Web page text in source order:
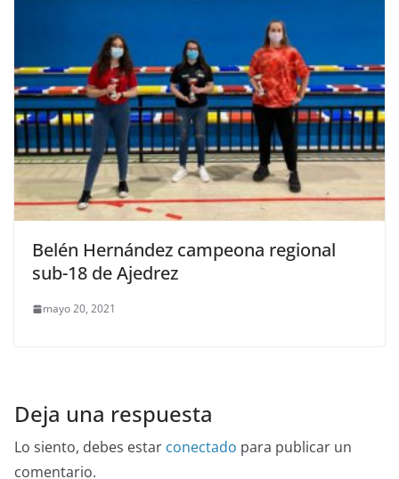
Belén Hernández campeona regional
sub-18 de Ajedrez
mayo 20, 2021
Deja una respuesta
Lo siento, debes estar conectado para publicar un
comentario.